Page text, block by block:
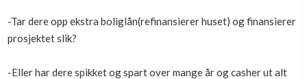
-Tar dere opp ekstra boliglån(refinansierer huset) og finansierer
prosjektet slik?
-Eller har dere spikket og spart over mange år og casher ut alt